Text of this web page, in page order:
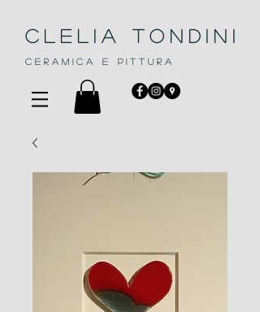
Clelia Tondini
C E R A M I C A E P I T T U R A